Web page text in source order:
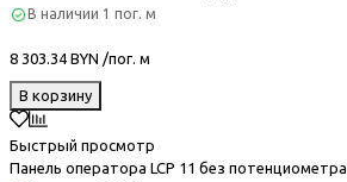
В наличии 1 пог. м
8 303.34 BYN /пог. м
В корзину
Быстрый просмотр
Панель оператора LCP 11 без потенциометра